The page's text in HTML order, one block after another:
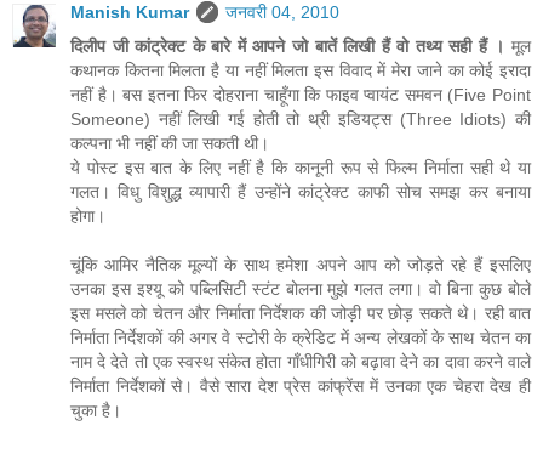
Manish Kumar
जनवरी 04, 2010
दिलीप जी कांट्रेक्ट के बारे में आपने जो बातें लिखी हैं वो तथ्य सही हैं । मूल
कथानक कितना मिलता है या नहीं मिलता इस विवाद में मेरा जाने का कोई इरादा
नहीं है। बस इतना फिर दोहराना चाहूँगा कि फाइव प्वायंट समवन (Five Point
Someone) नहीं लिखी गई होती तो थ्री इडियट्स (Three Idiots) की
कल्पना भी नहीं की जा सकती थी।
ये पोस्ट इस बात के लिए नहीं है कि कानूनी रूप से फिल्म निर्माता सही थे या
गलत। विधु विशु्द्ध व्यापारी हैं उन्होंने कांट्रेक्ट काफी सोच समझ कर बनाया
होगा।
चूंकि आमिर नैतिक मूल्यों के साथ हमेशा अपने आप को जोड़ते रहे हैं इसलिए
उनका इस इश्यू को पब्लिसिटी स्टंट बोलना मुझे गलत लगा। वो बिना कुछ बोले
इस मसले को चेतन और निर्माता निर्देशक की जोड़ी पर छोड़ सकते थे। रही बात
निर्माता निर्देशकों की अगर वे स्टोरी के क्रेडिट में अन्य लेखकों के साथ चेतन का
नाम दे देते तो एक स्वस्थ संकेत होता गाँधीगिरी को बढ़ावा देने का दावा करने वाले
निर्माता निर्देशकों से। वैसे सारा देश प्रेस कांफ्रेंस में उनका एक चेहरा देख ही
चुका है।